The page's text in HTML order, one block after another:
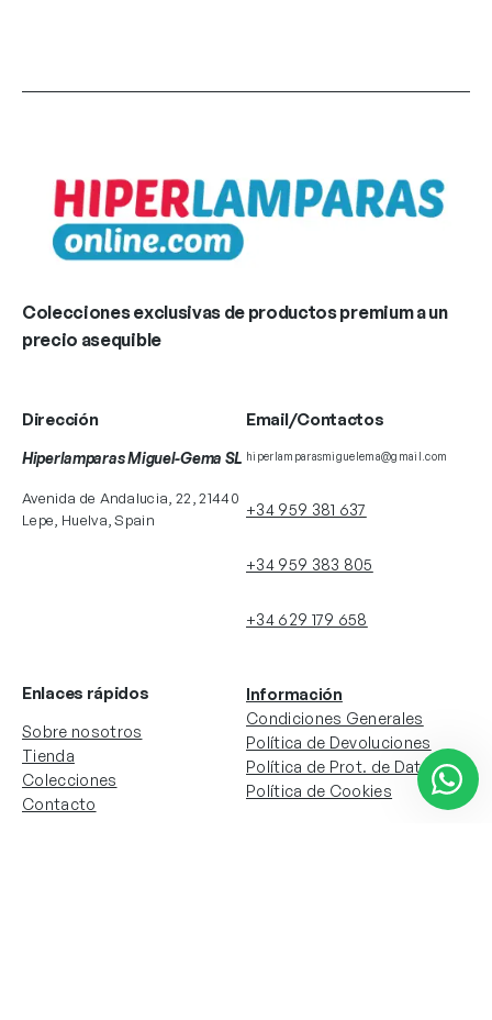
Colecciones exclusivas de productos premium a un
precio asequible
Dirección
Hiperlamparas Miguel-Gema SL
Avenida de Andalucia, 22, 21440
Lepe, Huelva, Spain
Email/Contactos
hiperlamparasmiguelema@gmail.com
+34 959 381 637
+34 959 383 805
+34 629 179 658
Enlaces rápidos
Sobre nosotros
Tienda
Colecciones
Contacto
Información
Condiciones Generales
Política de Devoluciones
Política de Prot. de Datos
Política de Cookies